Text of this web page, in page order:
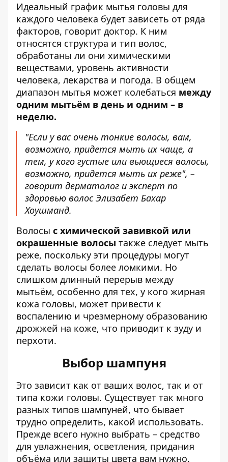
Идеальный график мытья головы для
каждого человека будет зависеть от ряда
факторов, говорит доктор. К ним
относятся структура и тип волос,
обработаны ли они химическими
веществами, уровень активности
человека, лекарства и погода. В общем
диапазон мытья может колебаться между
одним мытьём в день и одним – в
неделю.
"Если у вас очень тонкие волосы, вам,
возможно, придется мыть их чаще, а
тем, у кого густые или вьющиеся волосы,
возможно, придется мыть их реже", –
говорит дерматолог и эксперт по
здоровью волос Элизабет Бахар
Хоушманд.
Волосы с химической завивкой или
окрашенные волосы также следует мыть
реже, поскольку эти процедуры могут
сделать волосы более ломкими. Но
слишком длинный перерыв между
мытьём, особенно для тех, у кого жирная
кожа головы, может привести к
воспалению и чрезмерному образованию
дрожжей на коже, что приводит к зуду и
перхоти.
Выбор шампуня
Это зависит как от ваших волос, так и от
типа кожи головы. Существует так много
разных типов шампуней, что бывает
трудно определить, какой использовать.
Прежде всего нужно выбрать – средство
для увлажнения, осветления, придания
объёма или защиты цвета вам нужно.